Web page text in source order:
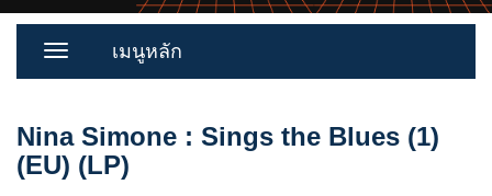
Toggle
เมนูหลัก
Nina Simone : Sings the Blues (1)
(EU) (LP)